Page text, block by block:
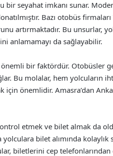
seyahat imkanı sunar.
Bazı otobüs
artırmaktadır. Bu unsurlar,
anlamamayı da sağlayabilir.
önemli bir faktördür. Otobüsler
Bu molalar, hem yolcuların
önemlidir. Amasra’dan
etmek ve bilet almak da
bilet alımında kolaylık
biletlerini cep